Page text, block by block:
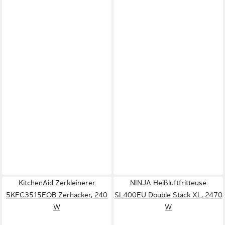
KitchenAid Zerkleinerer
5KFC3515EOB Zerhacker, 240
W
NINJA Heißluftfritteuse
SL400EU Double Stack XL, 2470
W